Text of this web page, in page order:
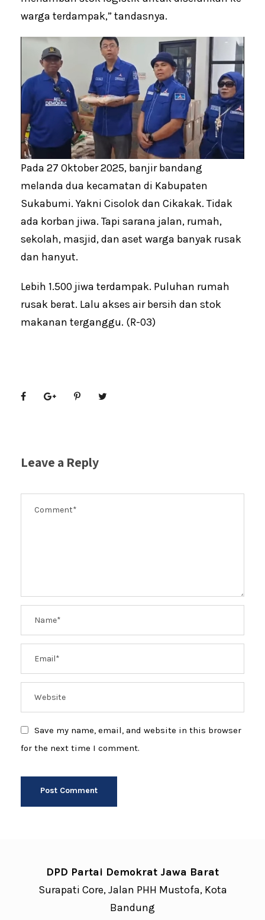
warga terdampak,” tandasnya.
Pada 27 Oktober 2025, banjir bandang
melanda dua kecamatan di Kabupaten
Sukabumi. Yakni Cisolok dan Cikakak. Tidak
ada korban jiwa. Tapi sarana jalan, rumah,
sekolah, masjid, dan aset warga banyak rusak
dan hanyut.
Lebih 1.500 jiwa terdampak. Puluhan rumah
rusak berat. Lalu akses air bersih dan stok
makanan terganggu. (R-03)
Leave a Reply
Save my name, email, and website in this browser
for the next time I comment.
DPD Partai Demokrat Jawa Barat
Surapati Core, Jalan PHH Mustofa, Kota
Bandung